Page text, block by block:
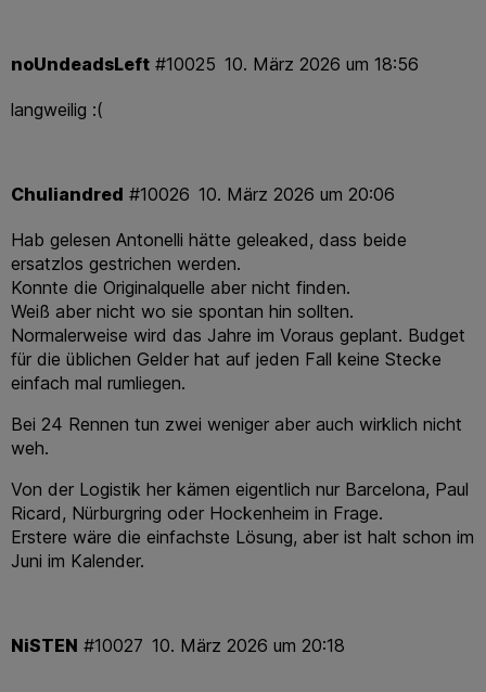
noUndeadsLeft 10. März 2026 um 18:56
#10025
langweilig :(
Chuliandred 10. März 2026 um 20:06
#10026
Hab gelesen Antonelli hätte geleaked, dass beide
ersatzlos gestrichen werden.
Konnte die Originalquelle aber nicht finden.
Weiß aber nicht wo sie spontan hin sollten.
Normalerweise wird das Jahre im Voraus geplant. Budget
für die üblichen Gelder hat auf jeden Fall keine Stecke
einfach mal rumliegen.
Bei 24 Rennen tun zwei weniger aber auch wirklich nicht
weh.
Von der Logistik her kämen eigentlich nur Barcelona, Paul
Ricard, Nürburgring oder Hockenheim in Frage.
Erstere wäre die einfachste Lösung, aber ist halt schon im
Juni im Kalender.
NiSTEN 10. März 2026 um 20:18
#10027